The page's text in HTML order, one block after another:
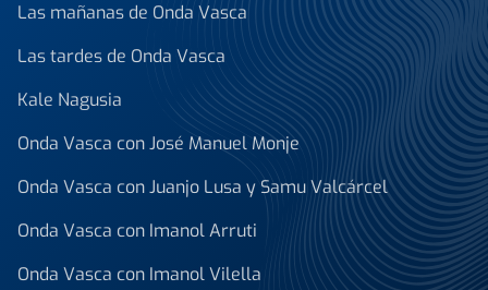
Las mañanas de Onda Vasca
Las tardes de Onda Vasca
Kale Nagusia
Onda Vasca con José Manuel Monje
Onda Vasca con Juanjo Lusa y Samu Valcárcel
Onda Vasca con Imanol Arruti
Onda Vasca con Imanol Vilella